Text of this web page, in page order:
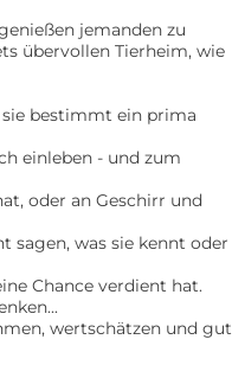
jemanden zu
übervollen Tierheim, wie
bestimmt ein prima
einleben - und zum
oder an Geschirr und
sagen, was sie kennt oder
Chance verdient hat.
wertschätzen und gut